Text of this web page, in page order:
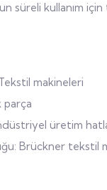
süreli kullanım için
makineleri
parça
üretim
Brückner tekstil